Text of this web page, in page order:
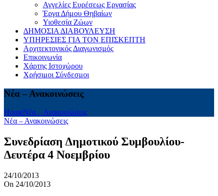
Αγγελίες Ευρέσεως Εργασίας
Έργα Δήμου Θηβαίων
Υιοθεσία Ζώων
ΔΗΜΟΣΙΑ ΔΙΑΒΟΥΛΕΥΣΗ
ΥΠΗΡΕΣΙΕΣ ΓΙΑ ΤΟΝ ΕΠΙΣΚΕΠΤΗ
Αρχιτεκτονικός Διαγωνισμός
Επικοινωνία
Χάρτης Ιστοχώρου
Χρήσιμοι Σύνδεσμοι
Νέα – Ανακοινώσεις
HomeΝέα – Ανακοινώσεις
Νέα – Ανακοινώσεις
Συνεδρίαση Δημοτικού Συμβουλίου-
Δευτέρα 4 Νοεμβρίου
24/10/2013
On 24/10/2013